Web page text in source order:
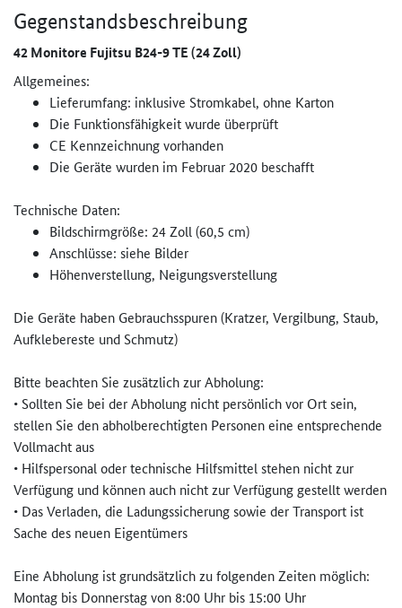
Gegenstandsbeschreibung
42 Monitore Fujitsu B24-9 TE (24 Zoll)
Allgemeines:
Lieferumfang: inklusive Stromkabel, ohne Karton
Die Funktionsfähigkeit wurde überprüft
CE Kennzeichnung vorhanden
Die Geräte wurden im Februar 2020 beschafft
Technische Daten:
Bildschirmgröße: 24 Zoll (60,5 cm)
Anschlüsse: siehe Bilder
Höhenverstellung, Neigungsverstellung
Die Geräte haben Gebrauchsspuren (Kratzer, Vergilbung, Staub,
Aufklebereste und Schmutz)
Bitte beachten Sie zusätzlich zur Abholung:
• Sollten Sie bei der Abholung nicht persönlich vor Ort sein,
stellen Sie den abholberechtigten Personen eine entsprechende
Vollmacht aus
• Hilfspersonal oder technische Hilfsmittel stehen nicht zur
Verfügung und können auch nicht zur Verfügung gestellt werden
• Das Verladen, die Ladungssicherung sowie der Transport ist
Sache des neuen Eigentümers
Eine Abholung ist grundsätzlich zu folgenden Zeiten möglich:
Montag bis Donnerstag von 8:00 Uhr bis 15:00 Uhr